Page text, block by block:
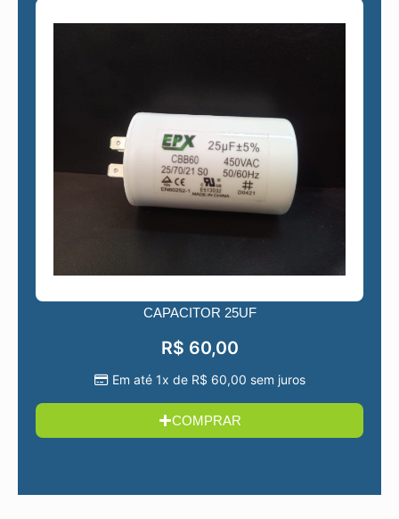
CAPACITOR 25UF
R$ 60,00
Em até 1x de R$ 60,00 sem juros
COMPRAR